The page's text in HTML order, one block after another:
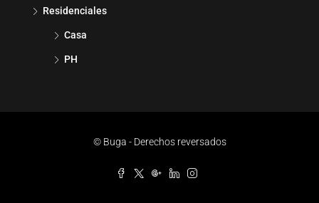
Residenciales
Casa
PH
© Buga - Derechos reversados